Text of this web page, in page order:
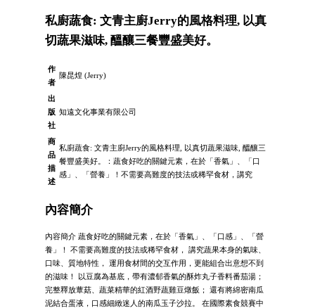
私廚蔬食: 文青主廚Jerry的風格料理, 以真
切蔬果滋味, 醞釀三餐豐盛美好。
作
者
陳昆煌 (Jerry)
出
版
社
知遠文化事業有限公司
商
品
描
述
私廚蔬食: 文青主廚Jerry的風格料理, 以真切蔬果滋味, 醞釀三
餐豐盛美好。：蔬食好吃的關鍵元素，在於「香氣」、「口
感」、「營養」！不需要高難度的技法或稀罕食材，講究
內容簡介
內容簡介 蔬食好吃的關鍵元素，在於「香氣」、「口感」、「營
養」！ 不需要高難度的技法或稀罕食材， 講究蔬果本身的氣味、
口味、質地特性， 運用食材間的交互作用，更能組合出意想不到
的滋味！ 以豆腐為基底，帶有濃郁香氣的酥炸丸子香料番茄湯；
完整釋放蕈菇、蔬菜精華的紅酒野蔬雞豆燉飯； 還有將綿密南瓜
泥結合蛋液，口感細緻迷人的南瓜玉子沙拉。 在國際素食競賽中